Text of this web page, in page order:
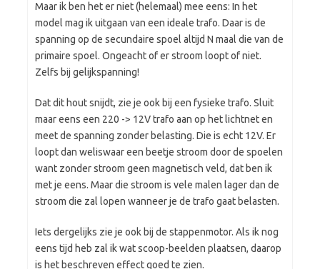
Maar ik ben het er niet (helemaal) mee eens: In het
model mag ik uitgaan van een ideale trafo. Daar is de
spanning op de secundaire spoel altijd N maal die van de
primaire spoel. Ongeacht of er stroom loopt of niet.
Zelfs bij gelijkspanning!
Dat dit hout snijdt, zie je ook bij een fysieke trafo. Sluit
maar eens een 220 -> 12V trafo aan op het lichtnet en
meet de spanning zonder belasting. Die is echt 12V. Er
loopt dan weliswaar een beetje stroom door de spoelen
want zonder stroom geen magnetisch veld, dat ben ik
met je eens. Maar die stroom is vele malen lager dan de
stroom die zal lopen wanneer je de trafo gaat belasten.
Iets dergelijks zie je ook bij de stappenmotor. Als ik nog
eens tijd heb zal ik wat scoop-beelden plaatsen, daarop
is het beschreven effect goed te zien.